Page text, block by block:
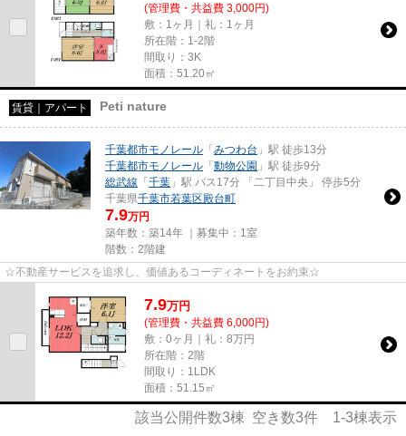
(管理費・共益費 3,000円)
敷：1ヶ月｜礼：1ヶ月
所在階：1-2階
間取り：3K
面積：51.20㎡
賃貸｜アパート Peti nature
千葉都市モノレール 「みつわ台 」駅 徒歩13分
千葉都市モノレール 「動物公園 」駅 徒歩9分
総武線 「千葉 」駅 バス17分 「二丁目中央」 停歩5分
千葉県千葉市若葉区殿台町
7.9万円
築年数：築14年 ｜募集中： 1室
階数：2階建
☆不動産サービスを追求し、価値あるコーディネートをお約束☆
7.9万円
(管理費・共益費 6,000円)
敷：0ヶ月｜礼：8万円
所在階：2階
間取り：1LDK
面積：51.15㎡
該当公開件数3棟 空き数3件 1-3棟表示